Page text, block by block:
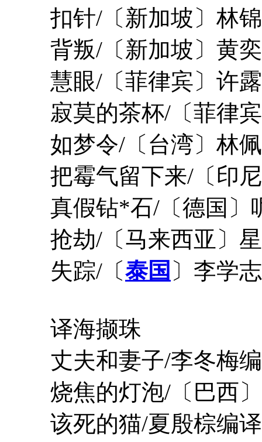
扣针/〔新加坡〕林锦
背叛/〔新加坡〕黄
慧眼/〔菲律宾〕许
寂莫的茶杯/〔菲律宾
如梦令/〔台湾〕林
把霉气留下来/〔印尼
真假钻*石/〔德国〕
抢劫/〔马来西亚〕
失踪/〔泰国 〕李学志
译海撷珠
丈夫和妻子/李冬梅
烧焦的灯泡/〔巴西〕
该死的猫/夏殷棕编译